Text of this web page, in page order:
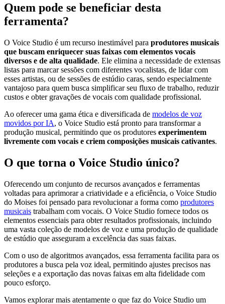
Quem pode se beneficiar desta
ferramenta?
O Voice Studio é um recurso inestimável para produtores musicais
que buscam enriquecer suas faixas com elementos vocais
diversos e de alta qualidade. Ele elimina a necessidade de extensas
listas para marcar sessões com diferentes vocalistas, de lidar com
esses artistas, ou de sessões de estúdio caras, sendo especialmente
vantajoso para quem busca simplificar seu fluxo de trabalho, reduzir
custos e obter gravações de vocais com qualidade profissional.
Ao oferecer uma gama ética e diversificada de modelos de voz
movidos por IA, o Voice Studio está pronto para transformar a
produção musical, permitindo que os produtores experimentem
livremente com vocais e criem composições musicais cativantes.
O que torna o Voice Studio único?
Oferecendo um conjunto de recursos avançados e ferramentas
voltadas para aprimorar a criatividade e a eficiência, o Voice Studio
do Moises foi pensado para revolucionar a forma como produtores
musicais trabalham com vocais. O Voice Studio fornece todos os
elementos essenciais para obter resultados profissionais, incluindo
uma vasta coleção de modelos de voz e uma produção de qualidade
de estúdio que asseguram a excelência das suas faixas.
Com o uso de algoritmos avançados, essa ferramenta facilita para os
produtores a busca pela voz ideal, permitindo ajustes precisos nas
seleções e a exportação das novas faixas em alta fidelidade com
pouco esforço.
Vamos explorar mais atentamente o que faz do Voice Studio um